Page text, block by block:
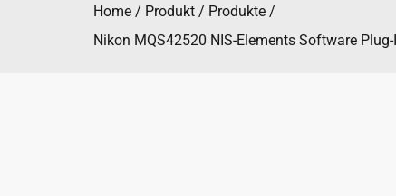
Home Produkt
Produkte
Nikon MQS42520 NIS-Elements Software